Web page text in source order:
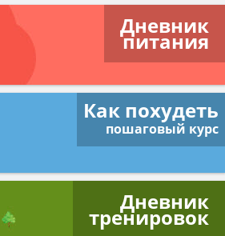
Дневник
питания
Как похудеть
пошаговый курс
Дневник
тренировок